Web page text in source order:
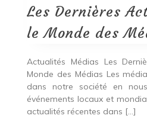
Les Dernières
le Monde des
Actualités Médias Les
Monde des Médias Les
dans notre société en
événements locaux et
actualités récentes dans […]